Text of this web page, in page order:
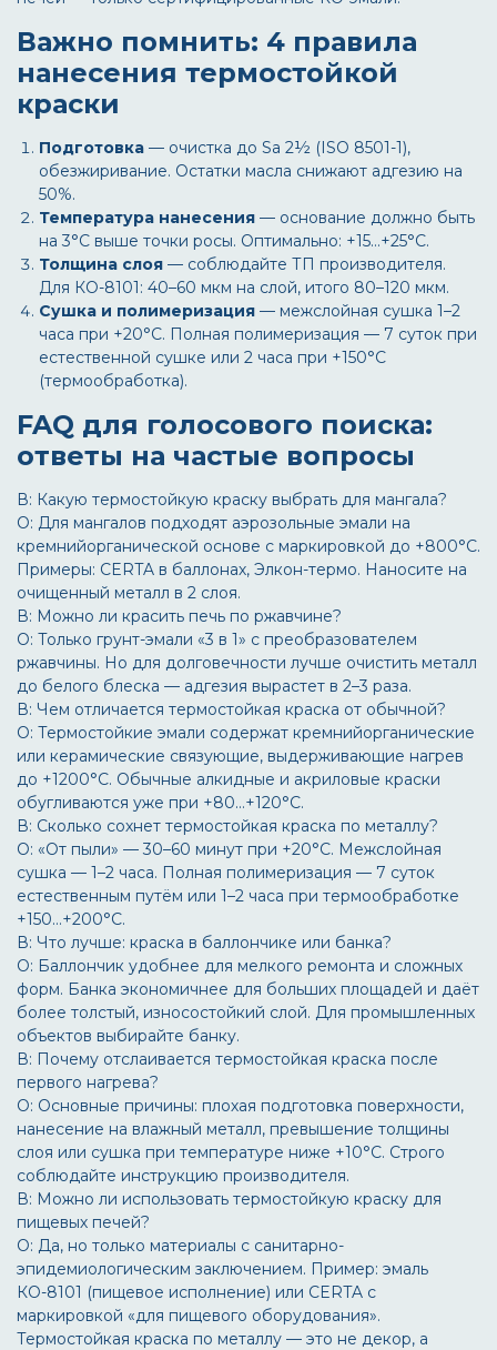
Важно помнить: 4 правила
нанесения термостойкой
краски
Подготовка — очистка до Sa 2½ (ISO 8501-1),
обезжиривание. Остатки масла снижают адгезию на
50%.
Температура нанесения — основание должно быть
на 3°С выше точки росы. Оптимально: +15…+25°С.
Толщина слоя — соблюдайте ТП производителя.
Для КО-8101: 40–60 мкм на слой, итого 80–120 мкм.
Сушка и полимеризация — межслойная сушка 1–2
часа при +20°С. Полная полимеризация — 7 суток при
естественной сушке или 2 часа при +150°С
(термообработка).
FAQ для голосового поиска:
ответы на частые вопросы
В: Какую термостойкую краску выбрать для мангала?
О: Для мангалов подходят аэрозольные эмали на
кремнийорганической основе с маркировкой до +800°С.
Примеры: CERTA в баллонах, Элкон-термо. Наносите на
очищенный металл в 2 слоя.
В: Можно ли красить печь по ржавчине?
О: Только грунт-эмали «3 в 1» с преобразователем
ржавчины. Но для долговечности лучше очистить металл
до белого блеска — адгезия вырастет в 2–3 раза.
В: Чем отличается термостойкая краска от обычной?
О: Термостойкие эмали содержат кремнийорганические
или керамические связующие, выдерживающие нагрев
до +1200°С. Обычные алкидные и акриловые краски
обугливаются уже при +80…+120°С.
В: Сколько сохнет термостойкая краска по металлу?
О: «От пыли» — 30–60 минут при +20°С. Межслойная
сушка — 1–2 часа. Полная полимеризация — 7 суток
естественным путём или 1–2 часа при термообработке
+150…+200°С.
В: Что лучше: краска в баллончике или банка?
О: Баллончик удобнее для мелкого ремонта и сложных
форм. Банка экономичнее для больших площадей и даёт
более толстый, износостойкий слой. Для промышленных
объектов выбирайте банку.
В: Почему отслаивается термостойкая краска после
первого нагрева?
О: Основные причины: плохая подготовка поверхности,
нанесение на влажный металл, превышение толщины
слоя или сушка при температуре ниже +10°С. Строго
соблюдайте инструкцию производителя.
В: Можно ли использовать термостойкую краску для
пищевых печей?
О: Да, но только материалы с санитарно-
эпидемиологическим заключением. Пример: эмаль
КО-8101 (пищевое исполнение) или CERTA с
маркировкой «для пищевого оборудования».
Термостойкая краска по металлу — это не декор, а